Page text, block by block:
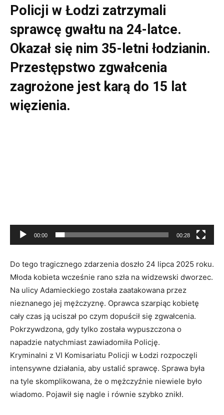
Policji w Łodzi zatrzymali
sprawcę gwałtu na 24-latce.
Okazał się nim 35-letni łodzianin.
Przestępstwo zgwałcenia
zagrożone jest karą do 15 lat
więzienia.
00:00 00:28
Do tego tragicznego zdarzenia doszło 24 lipca 2025 roku.
Młoda kobieta wcześnie rano szła na widzewski dworzec.
Na ulicy Adamieckiego została zaatakowana przez
nieznanego jej mężczyznę. Oprawca szarpiąc kobietę
cały czas ją uciszał po czym dopuścił się zgwałcenia.
Pokrzywdzona, gdy tylko została wypuszczona o
napadzie natychmiast zawiadomiła Policję.
Kryminalni z VI Komisariatu Policji w Łodzi rozpoczęli
intensywne działania, aby ustalić sprawcę. Sprawa była
na tyle skomplikowana, że o mężczyźnie niewiele było
wiadomo. Pojawił się nagle i równie szybko znikł.